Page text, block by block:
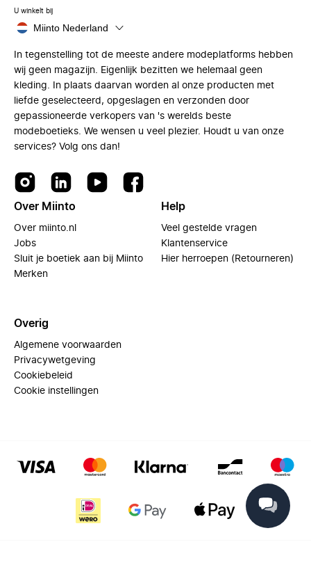
U winkelt bij
Miinto Nederland
In tegenstelling tot de meeste andere modeplatforms hebben
wij geen magazijn. Eigenlijk bezitten we helemaal geen
kleding. In plaats daarvan worden al onze producten met
liefde geselecteerd, opgeslagen en verzonden door
gepassioneerde verkopers van 's werelds beste
modeboetieks. We wensen u veel plezier. Houdt u van onze
services? Volg ons dan!
Over Miinto
Over miinto.nl
Jobs
Sluit je boetiek aan bij Miinto
Merken
Help
Veel gestelde vragen
Klantenservice
Hier herroepen (Retourneren)
Overig
Algemene voorwaarden
Privacywetgeving
Cookiebeleid
Cookie instellingen